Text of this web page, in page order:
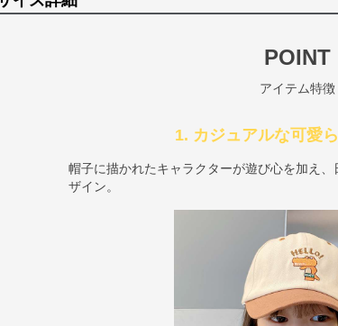
POINT
アイテム特徴
1. カジュアルな可愛
帽子に描かれたキャラクターが遊び心を加え
ザイン。